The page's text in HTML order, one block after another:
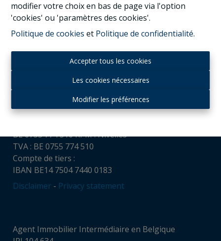
modifier votre choix en bas de page via l'option
'cookies' ou 'paramètres des cookies'.
Politique de cookies et Politique de confidentialité.
Accepter tous les cookies
Les cookies nécessaires
Modifier les préférences
Housing and Humans srl
Chaussée de Louvain, 521
Tél : + 32 (0)475 65 16 32
gvl@housingandhumans.com
BE 0755 774 510 RPM : Nivelles
TVA : BE 0755 774 510
Compte de tiers :
IBAN BE14 7504 7440 0183
Disclaimer - Privacy statement
Agent Immobilier Intermédiaire en Belgique